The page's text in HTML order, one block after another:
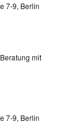
7-9, Berlin
mit
7-9, Berlin